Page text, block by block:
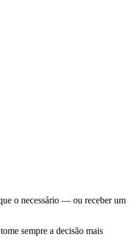
o necessário — ou receber um
sempre a decisão mais